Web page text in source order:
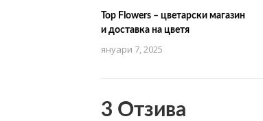
Top Flowers – цветарски магазин
и доставка на цветя
януари 7, 2025
3 Отзива